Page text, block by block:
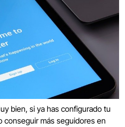
bien, si ya has configurado tu
conseguir más seguidores en